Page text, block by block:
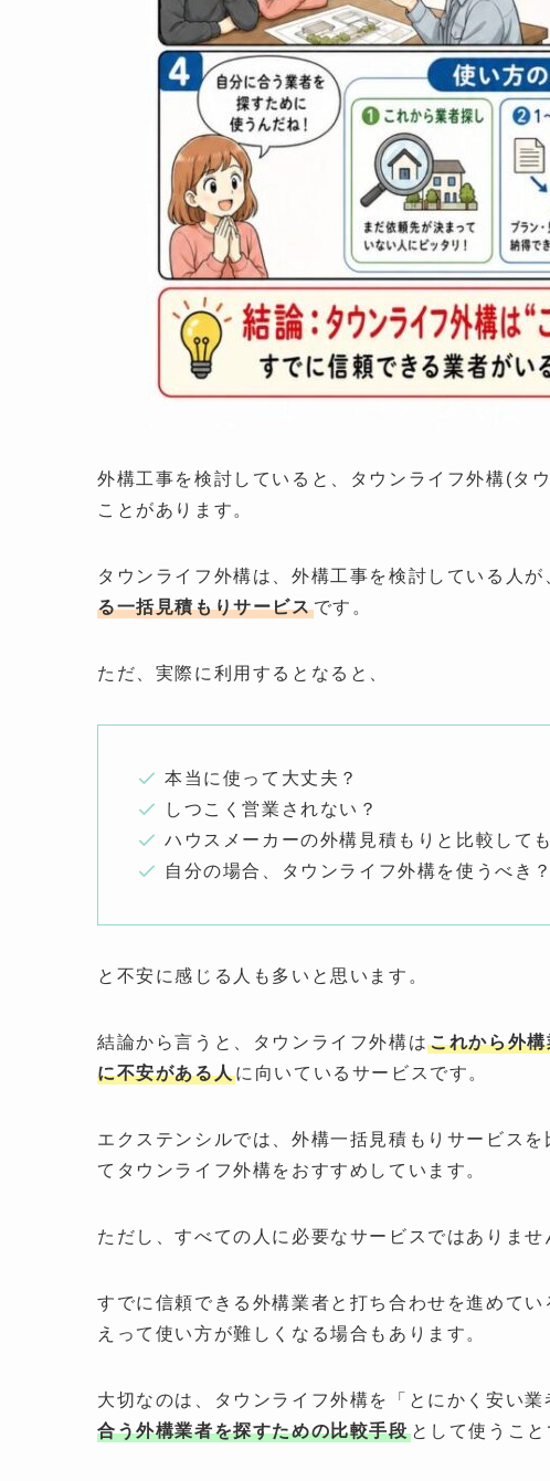
外構工事を検討していると、タウンライフ外構(タ
ことがあります。
タウンライフ外構は、外構工事を検討している人が
る一括見積もりサービスです。
ただ、実際に利用するとなると、
本当に使って大丈夫？
しつこく営業されない？
ハウスメーカーの外構見積もりと比較して
自分の場合、タウンライフ外構を使うべき？
と不安に感じる人も多いと思います。
結論から言うと、タウンライフ外構はこれから外
に不安がある人に向いているサービスです。
エクステンシルでは、外構一括見積もりサービス
てタウンライフ外構をおすすめしています。
ただし、すべての人に必要なサービスではありませ
すでに信頼できる外構業者と打ち合わせを進めて
えって使い方が難しくなる場合もあります。
大切なのは、タウンライフ外構を「とにかく安い
合う外構業者を探すための比較手段として使うこと